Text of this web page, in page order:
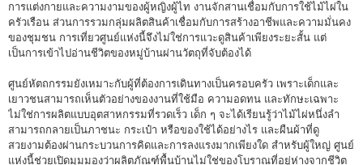
การแต่งกายและความงามของผู้หญิงผู้ไท งานจักสานเชื่อมกับการใช้ไม้ไผ่ใน
ครัวเรือน ส่วนการรวมกลุ่มผลิตสินค้าเชื่อมกับการสร้างอาชีพและความมั่นคง
ของชุมชน การเที่ยวศูนย์แห่งนี้จึงไม่ใช่การแวะดูสินค้าเพียงระยะสั้น แต่
เป็นการเข้าไปอ่านชีวิตของหมู่บ้านผ่านวัตถุที่จับต้องได้
ศูนย์หัตถกรรมยังเหมาะกับผู้ที่ต้องการเดินทางเป็นครอบครัว เพราะเด็กและ
เยาวชนสามารถเห็นตัวอย่างของงานที่ใช้มือ ความอดทน และทักษะเฉพาะ
ไม่ใช่การผลิตแบบอุตสาหกรรมที่รวดเร็ว เด็ก ๆ จะได้เรียนรู้ว่าไม้ไผ่หนึ่งลำ
สามารถกลายเป็นภาชนะ กระเป๋า หรือของใช้ได้อย่างไร และผืนผ้าที่ดู
สวยงามต้องผ่านกระบวนการคิดและการลงแรงมากเพียงใด สำหรับผู้ใหญ่ ศูนย์
แห่งนี้ช่วยเปิดมุมมองว่าผลิตภัณฑ์พื้นบ้านไม่ใช่ของโบราณที่อยู่ห่างจากชีวิต